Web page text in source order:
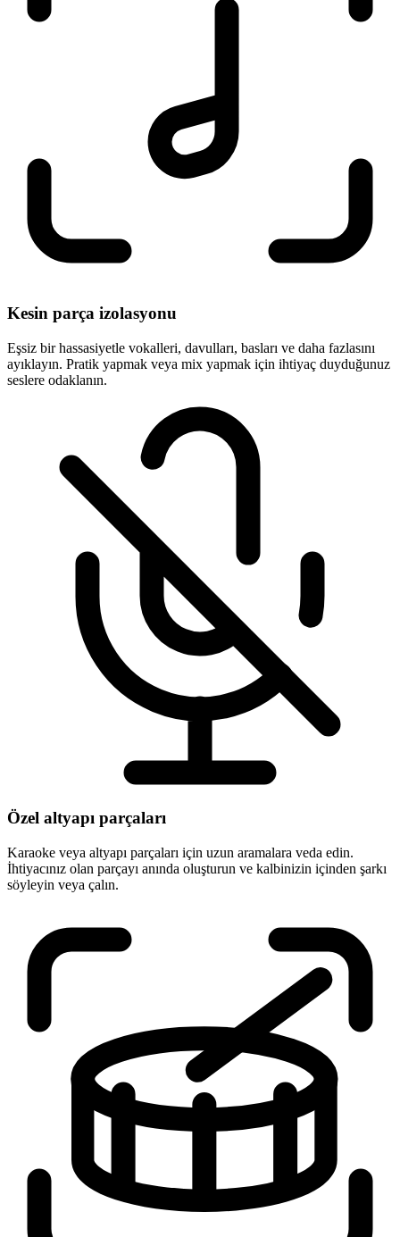
Kesin parça izolasyonu
Eşsiz bir hassasiyetle vokalleri, davulları, basları ve daha fazlasını
ayıklayın. Pratik yapmak veya mix yapmak için ihtiyaç duyduğunuz
seslere odaklanın.
Özel altyapı parçaları
Karaoke veya altyapı parçaları için uzun aramalara veda edin.
İhtiyacınız olan parçayı anında oluşturun ve kalbinizin içinden şarkı
söyleyin veya çalın.